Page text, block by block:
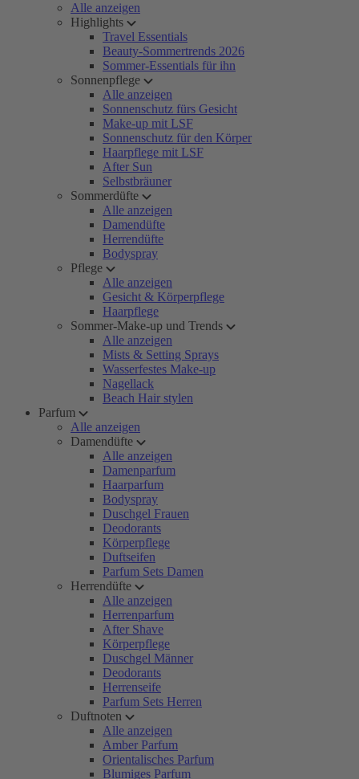
Alle anzeigen
Highlights
Travel Essentials
Beauty-Sommertrends 2026
Sommer-Essentials für ihn
Sonnenpflege
Alle anzeigen
Sonnenschutz fürs Gesicht
Make-up mit LSF
Sonnenschutz für den Körper
Haarpflege mit LSF
After Sun
Selbstbräuner
Sommerdüfte
Alle anzeigen
Damendüfte
Herrendüfte
Bodyspray
Pflege
Alle anzeigen
Gesicht & Körperpflege
Haarpflege
Sommer-Make-up und Trends
Alle anzeigen
Mists & Setting Sprays
Wasserfestes Make-up
Nagellack
Beach Hair stylen
Parfum
Alle anzeigen
Damendüfte
Alle anzeigen
Damenparfum
Haarparfum
Bodyspray
Duschgel Frauen
Deodorants
Körperpflege
Duftseifen
Parfum Sets Damen
Herrendüfte
Alle anzeigen
Herrenparfum
After Shave
Körperpflege
Duschgel Männer
Deodorants
Herrenseife
Parfum Sets Herren
Duftnoten
Alle anzeigen
Amber Parfum
Orientalisches Parfum
Blumiges Parfum